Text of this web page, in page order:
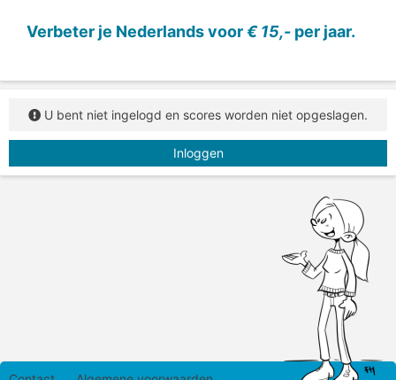
Verbeter je Nederlands voor€ 15,- per jaar.
U bent niet ingelogd en scores worden niet opgeslagen.
Inloggen